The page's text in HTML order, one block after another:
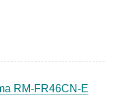
RM-FR46CN-E